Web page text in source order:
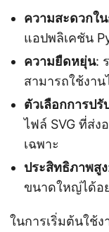
ความสะดวกใ
แอปพลิเคชัน
ความยืดหยุ่น:
สามารถใช้งา
ตัวเลือกการป
ไฟล์ SVG ที่ส่ง
เฉพาะ
ประสิทธิภาพสูง
ขนาดใหญ่ได้อ
ในการเริ่มต้นใช้